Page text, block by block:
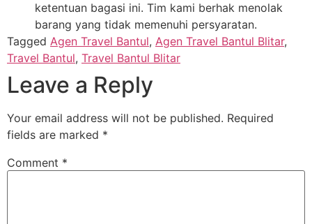
ketentuan bagasi ini. Tim kami berhak menolak
barang yang tidak memenuhi persyaratan.
Tagged Agen Travel Bantul, Agen Travel Bantul Blitar,
Travel Bantul, Travel Bantul Blitar
Leave a Reply
Your email address will not be published. Required
fields are marked *
Comment *